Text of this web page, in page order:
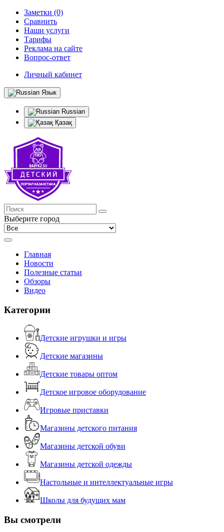
Заметки (0)
Сравнить
Наши услуги
Тарифы
Реклама на сайте
Вопрос-ответ
Личный кабинет
Язык
Russian
Қазақ
Выберите город
Главная
Новости
Полезные статьи
Обзоры
Видео
Категории
Детские игрушки и игры
Детские магазины
Детские товары оптом
Детское игровое оборудование
Игровые приставки
Магазины детского питания
Магазины детской обуви
Магазины детской одежды
Настольные и интеллектуальные игры
Школы для будущих мам
Вы смотрели